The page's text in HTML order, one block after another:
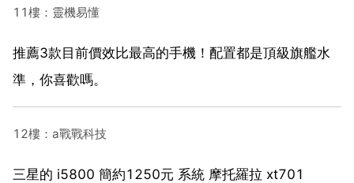
11樓：靈機易懂
推薦3款目前價效比最高的手機！配置都是頂級旗艦水
準，你喜歡嗎。
12樓：a戰戰科技
三星的 i5800 簡約1250元 系統 摩托羅拉 xt701